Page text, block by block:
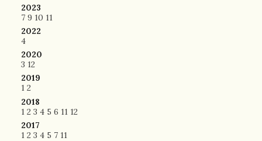
2023
7 9 10 11
2022
4
2020
3 12
2019
1 2
2018
1 2 3 4 5 6 11 12
2017
1 2 3 4 5 7 11